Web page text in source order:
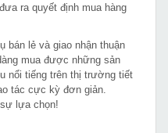
ra quyết định mua hàng
bán lẻ và giao nhận thuận
mua được những sản
nổi tiếng trên thị trường tiết
tác cực kỳ đơn giản.
lựa chọn!